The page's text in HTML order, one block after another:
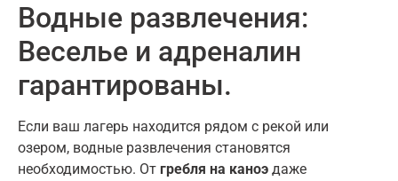
Водные развлечения:
Веселье и адреналин
гарантированы.
Если ваш лагерь находится рядом с рекой или
озером, водные развлечения становятся
необходимостью. От гребля на каноэ даже